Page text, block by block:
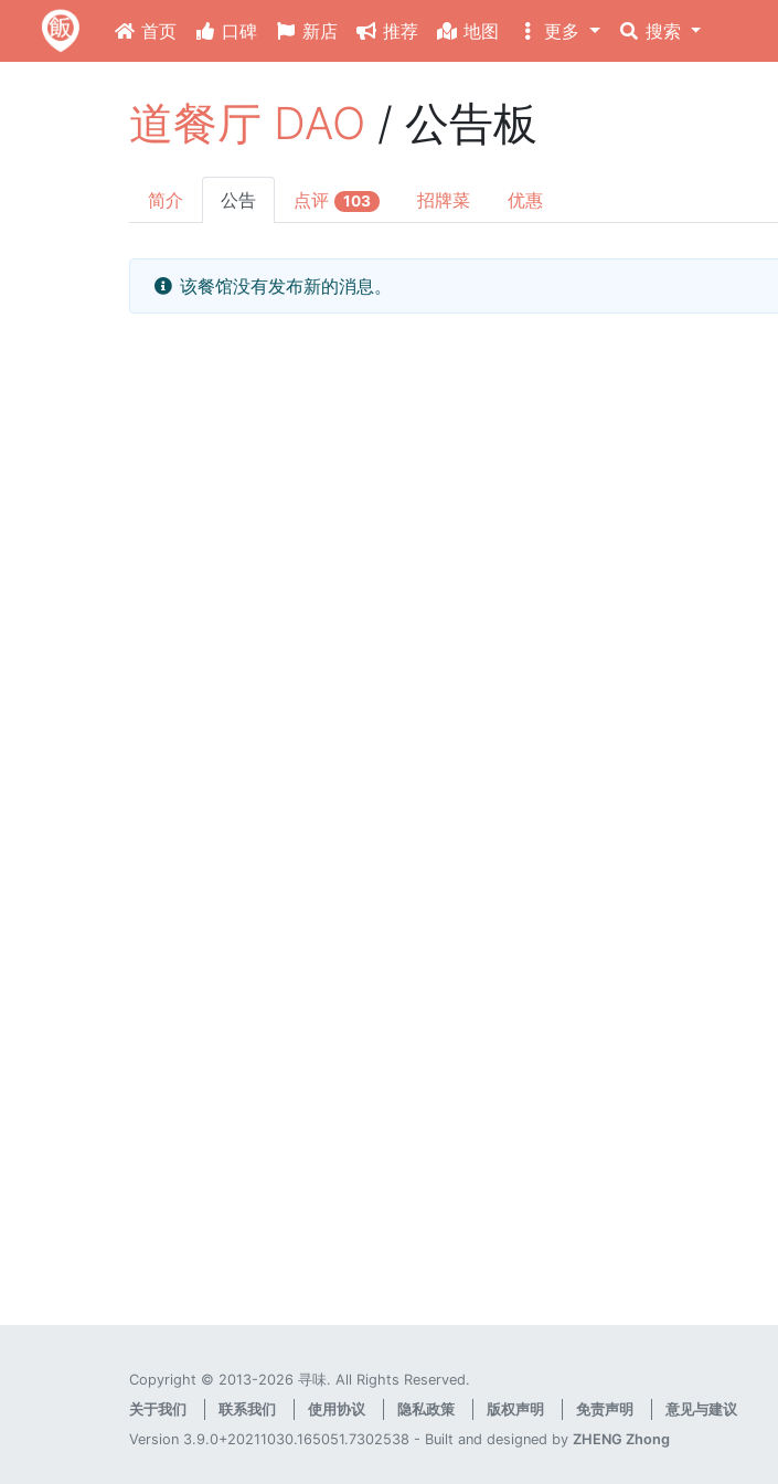
首页 口碑 新店 推荐 地图 更多 搜索
道餐厅 DAO / 公告板
简介 公告 点评 103 招牌菜 优惠
该餐馆没有发布新的消息。
Copyright © 2013-2026 寻味. All Rights Reserved.
关于我们
联系我们 使用协议 隐私政策 版权声明 免责声明
意见与建议
Version 3.9.0+20211030.165051.7302538 - Built and designed by ZHENG Zhong